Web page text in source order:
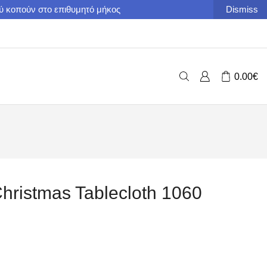
κοπούν στο επιθυμητό μήκος Dismiss
0.00€
Tablecloth 1060